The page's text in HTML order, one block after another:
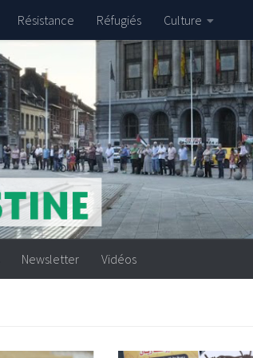
Résistance Réfugiés Culture
Newsletter Vidéos